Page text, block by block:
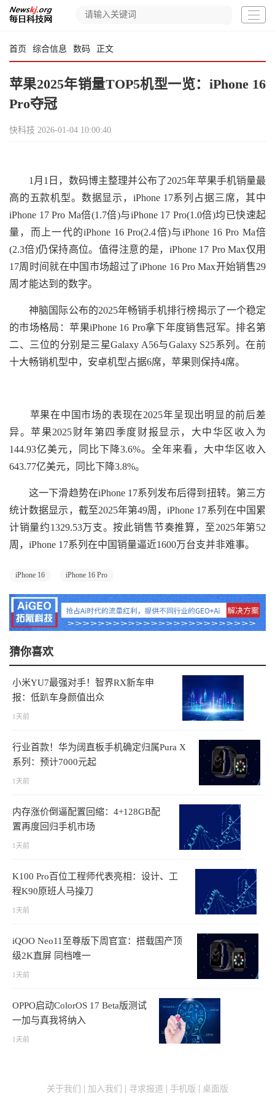
首页 综合信息 数码 正文
苹果2025年销量TOP5机型一览：iPhone 16
Pro夺冠
快科技 2026-01-04 10:00:40
1月1日，数码博主整理并公布了2025年苹果手机销量最
高的五款机型。数据显示，iPhone 17系列占据三席，其中
iPhone 17 Pro Ma倍(1.7倍)与iPhone 17 Pro(1.0倍)均已快速起
量，而上一代的iPhone 16 Pro(2.4倍)与iPhone 16 Pro Ma倍
(2.3倍)仍保持高位。值得注意的是，iPhone 17 Pro Max仅用
17周时间就在中国市场超过了iPhone 16 Pro Max开始销售29
周才能达到的数字。
神脑国际公布的2025年畅销手机排行榜揭示了一个稳定
的市场格局：苹果iPhone 16 Pro拿下年度销售冠军。排名第
二、三位的分别是三星Galaxy A56与Galaxy S25系列。在前
十大畅销机型中，安卓机型占据6席，苹果则保持4席。
苹果在中国市场的表现在2025年呈现出明显的前后差
异。苹果2025财年第四季度财报显示，大中华区收入为
144.93亿美元，同比下降3.6%。全年来看，大中华区收入
643.77亿美元，同比下降3.8%。
这一下滑趋势在iPhone 17系列发布后得到扭转。第三方
统计数据显示，截至2025年第49周，iPhone 17系列在中国累
计销量约1329.53万支。按此销售节奏推算，至2025年第52
周，iPhone 17系列在中国销量逼近1600万台支并非难事。
iPhone 16 iPhone 16 Pro
猜你喜欢
小米YU7最强对手！智界RX新车申
报：低趴车身颜值出众
1天前
行业首款！华为阔直板手机确定归属Pura X
系列：预计7000元起
1天前
内存涨价倒逼配置回缩：4+128GB配
置再度回归手机市场
1天前
K100 Pro百位工程师代表亮相：设计、工
程K90原班人马操刀
1天前
iQOO Neo11至尊版下周官宣：搭载国产顶
级2K直屏 同档唯一
1天前
OPPO启动ColorOS 17 Beta版测试
一加与真我将纳入
1天前
关于我们 加入我们 寻求报道 手机版 桌面版